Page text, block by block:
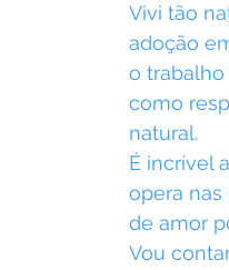
Vivi tão
adoção
o trabalho
como
natural.
É incrível
opera nas
de amor
Vou